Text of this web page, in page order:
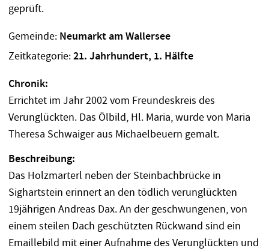
Gemeinde: Neumarkt am Wallersee
Zeitkategorie:21. Jahrhundert, 1. Hälfte
Chronik:
Errichtet im Jahr 2002 vom Freundeskreis des
Verunglückten. Das Ölbild, Hl. Maria, wurde von Maria
Theresa Schwaiger aus Michaelbeuern gemalt.
Beschreibung:
Das Holzmarterl neben der Steinbachbrücke in
Sighartstein erinnert an den tödlich verunglückten
19jährigen Andreas Dax. An der geschwungenen, von
einem steilen Dach geschützten Rückwand sind ein
Emaillebild mit einer Aufnahme des Verunglückten und